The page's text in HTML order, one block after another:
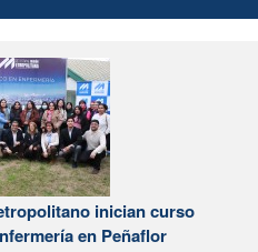
inician curso
en Peñaflor